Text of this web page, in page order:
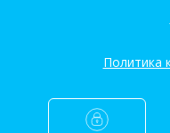
Политика